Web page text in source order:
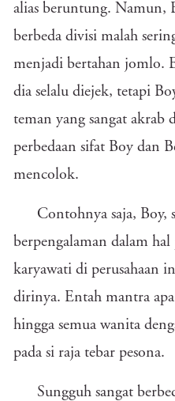
alias beruntung. Namun,
berbeda divisi malah
menjadi bertahan jomlo.
dia selalu diejek, tetapi
teman yang sangat akrab
perbedaan sifat Boy dan
mencolok.
Contohnya saja, Boy,
berpengalaman dalam
karyawati di perusahaan
dirinya. Entah mantra
hingga semua wanita
pada si raja tebar pesona.
Sungguh sangat